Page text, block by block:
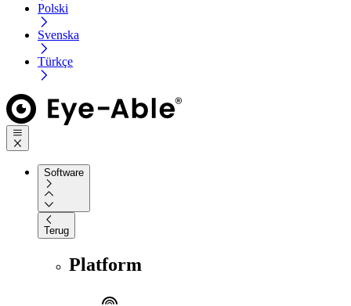
Polski
Svenska
Türkçe
Software
Terug
Platform